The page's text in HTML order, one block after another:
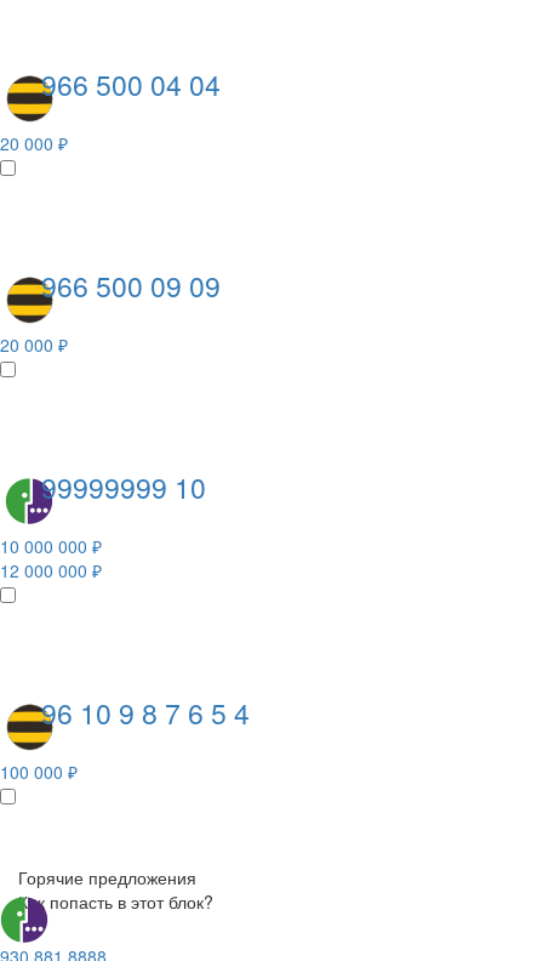
966 500 04 04
20 000 ₽
966 500 09 09
20 000 ₽
99999999 10
10 000 000 ₽
12 000 000 ₽
96 10 9 8 7 6 5 4
100 000 ₽
Горячие предложения
Как попасть в этот блок?
930 881 8888